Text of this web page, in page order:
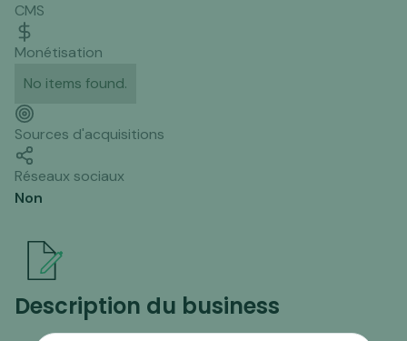
CMS
Monétisation
No items found.
Sources d'acquisitions
Réseaux sociaux
Non
Description du business